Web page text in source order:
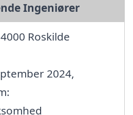
Ingeniører
Roskilde
2024,